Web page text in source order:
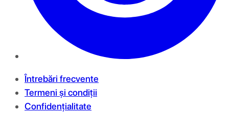
Întrebări frecvente
Termeni și condiții
Confidențialitate